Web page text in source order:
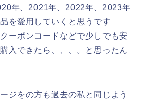
年、2021年、2022年、2023年
を愛用していくと思うです
ーポンコードなどで少しでも安
入できたら、、、。と思ったん
ジをの方も過去の私と同じよう